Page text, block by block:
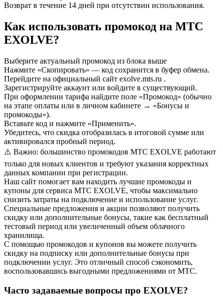
Возврат в течение 14 дней при отсутствии использования.
Как использовать промокод на МТС
EXOLVE?
Выберите актуальный промокод из блока выше
Нажмите «Скопировать» — код сохранится в буфер обмена.
Перейдите на официальный сайт exolve.mts.ru .
Зарегистрируйте аккаунт или войдите в существующий.
При оформлении тарифа найдите поле «Промокод» (обычно
на этапе оплаты или в личном кабинете → «Бонусы и
промокоды»).
Вставьте код и нажмите «Применить».
Убедитесь, что скидка отобразилась в итоговой сумме или
активировался пробный период.
⚠️ Важно: большинство промокодов MTC EXOLVE работают
только для новых клиентов и требуют указания корректных
данных компании при регистрации.
Наш сайт помогает вам находить лучшие промокоды и
купоны для сервиса MTC EXOLVE, чтобы максимально
снизить затраты на подключение и использование услуг.
Специальные предложения и акции позволяют получить
скидку или дополнительные бонусы, такие как бесплатный
тестовый период или увеличенный объем облачного
хранилища.
С помощью промокодов и купонов вы можете получить
скидку на подписку или дополнительные бонусы при
подключении услуг. Это отличный способ сэкономить,
воспользовавшись выгодными предложениями от MTC.
Часто задаваемые вопросы про EXOLVE?